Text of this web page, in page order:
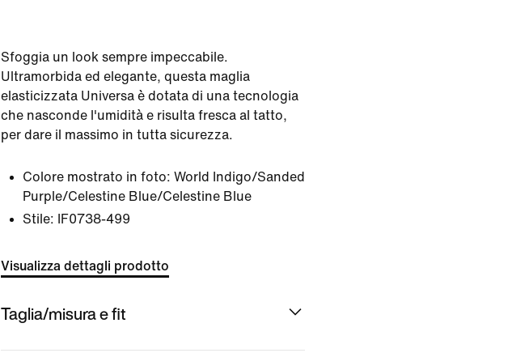
Sfoggia un look sempre impeccabile.
Ultramorbida ed elegante, questa maglia
elasticizzata Universa è dotata di una tecnologia
che nasconde l'umidità e risulta fresca al tatto,
per dare il massimo in tutta sicurezza.
Colore mostrato in foto: World Indigo/Sanded
Purple/Celestine Blue/Celestine Blue
Stile:
IF0738-499
Visualizza dettagli prodotto
Taglia/misura e fit